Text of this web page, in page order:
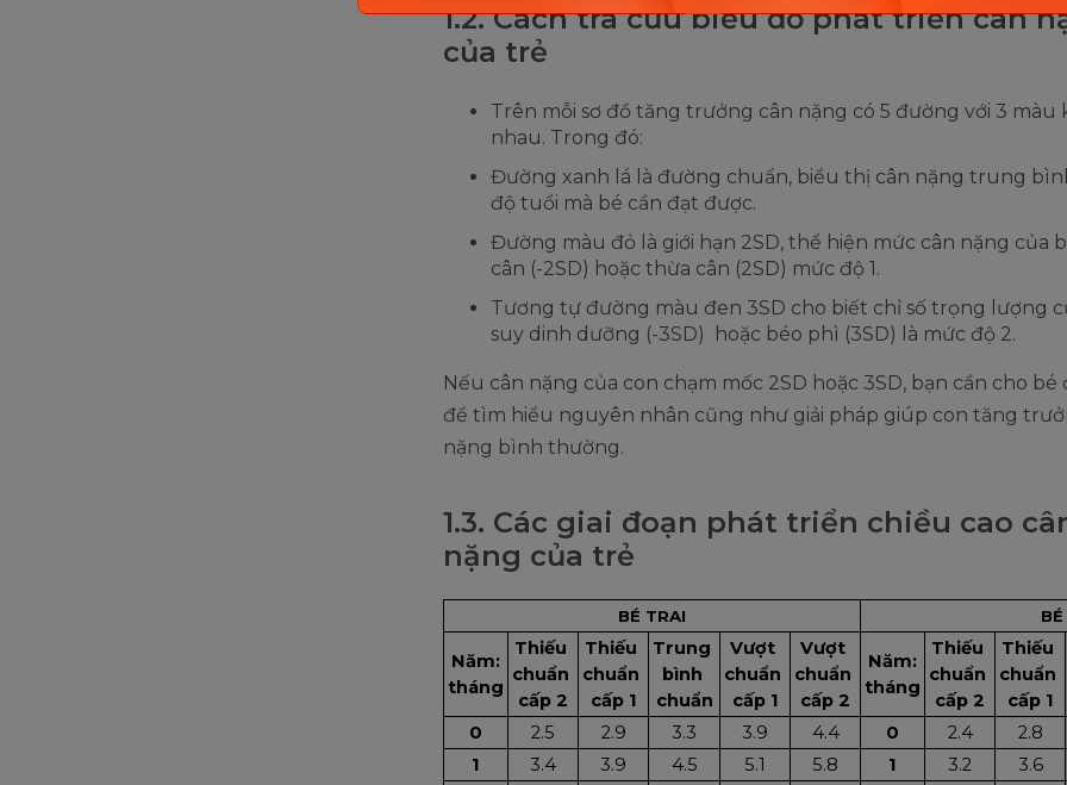
1.2. Cách tra cứu biểu đồ phát triển cân
của trẻ
Trên mỗi sơ đồ tăng trưởng cân nặng có 5 đường với 3 màu
nhau. Trong đó:
Đường xanh lá là đường chuẩn, biểu thị cân nặng trung
độ tuổi mà bé cần đạt được.
Đường màu đỏ là giới hạn 2SD, thể hiện mức cân nặng của
cân (-2SD) hoặc thừa cân (2SD) mức độ 1.
Tương tự đường màu đen 3SD cho biết chỉ số trọng lượng
suy dinh dưỡng (-3SD) hoặc béo phì (3SD) là mức độ 2.
Nếu cân nặng của con chạm mốc 2SD hoặc 3SD, bạn cần cho bé
để tìm hiểu nguyên nhân cũng như giải pháp giúp con tăng
nặng bình thường.
1.3. Các giai đoạn phát triển chiều cao
nặng của trẻ
BÉ TRAI
Năm:
tháng
Thiếu
chuẩn
cấp 2
Thiếu
chuẩn
cấp 1
Trung
bình
chuẩn
Vượt
chuẩn
cấp 1
Vượt
chuẩn
cấp 2
Năm:
tháng
Thiếu
chuẩn
cấp 2
Thiếu
chuẩn
cấp 1
0
2.5 2.9 3.3 3.9 4.4 0 2.4
2.8
1
3.4 3.9 4.5 5.1 5.8 1 3.2
3.6